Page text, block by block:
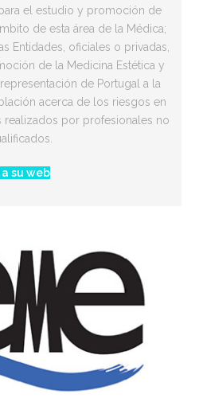
el estudio y promoción de
de esta área de la Médica;
Entidades, oficiales o privadas,
de la Medicina Estética y
de Portugal a la
acerca de los riesgos en
realizados por profesionales no
a su web